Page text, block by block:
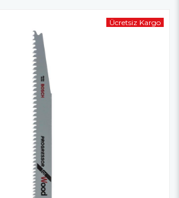
Ücretsiz Kargo